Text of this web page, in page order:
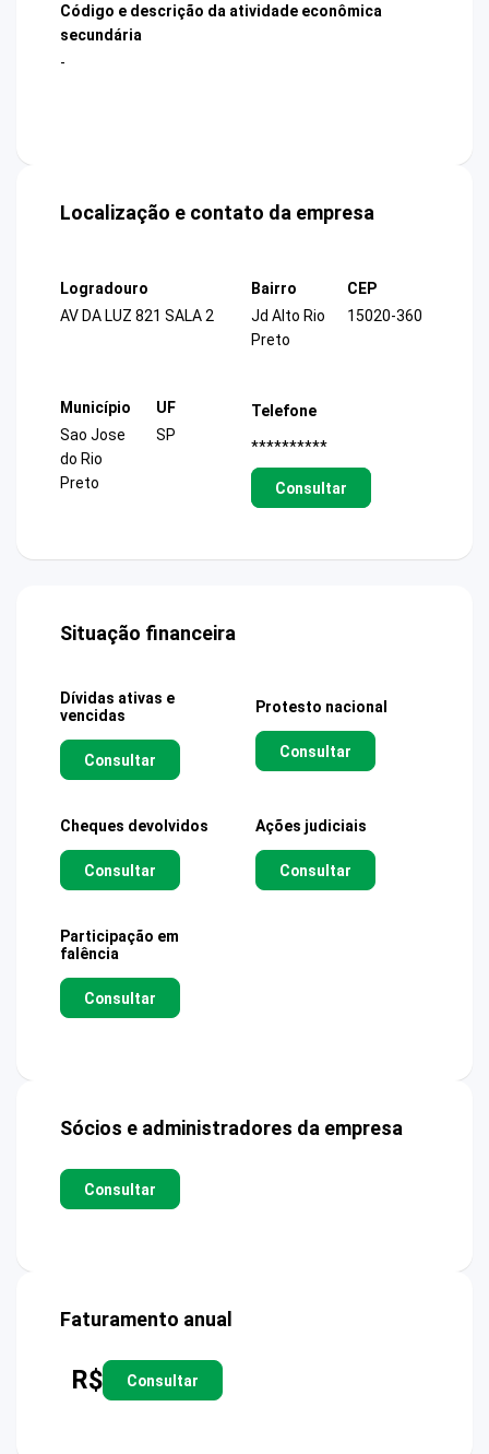
Código e descrição da atividade econômica
secundária
-
Localização e contato da empresa
Logradouro
AV DA LUZ 821 SALA 2
Bairro
Jd Alto Rio
Preto
CEP
15020-360
Município
Sao Jose
do Rio
Preto
UF
SP
Telefone
**********
Consultar
Situação financeira
Dívidas ativas e
vencidas
Consultar
Protesto nacional
Consultar
Cheques devolvidos
Consultar
Ações judiciais
Consultar
Participação em
falência
Consultar
Sócios e administradores da empresa
Consultar
Faturamento anual
R$ Consultar